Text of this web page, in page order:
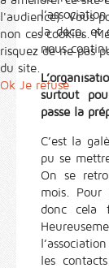
la déco, et
nous
surtout
passe la
C’est la
pu se
On se
mois. Pour
donc cela
les
l'audience). Vous
non ces cookies.
risquez de ne pas
du site.
Ok Je refuse